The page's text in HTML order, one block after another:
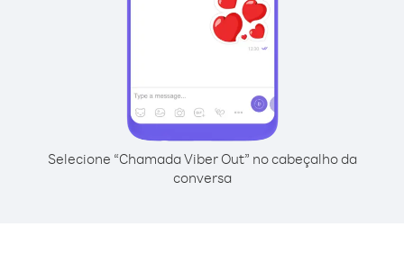
Selecione “Chamada Viber Out” no cabeçalho da
conversa